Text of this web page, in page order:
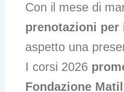
Con il mese di
prenotazioni per
aspetto una
I corsi 2026
Fondazione